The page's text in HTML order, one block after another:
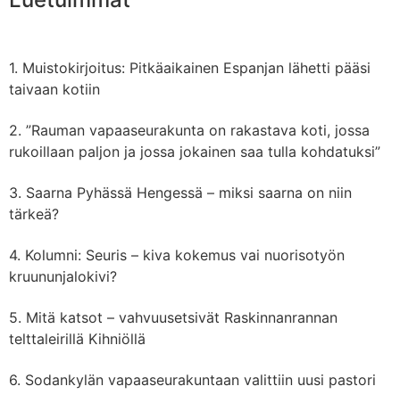
Muistokirjoitus: Pitkäaikainen Espanjan lähetti pääsi
taivaan kotiin
”Rauman vapaaseurakunta on rakastava koti, jossa
rukoillaan paljon ja jossa jokainen saa tulla kohdatuksi”
Saarna Pyhässä Hengessä – miksi saarna on niin
tärkeä?
Kolumni: Seuris – kiva kokemus vai nuorisotyön
kruununjalokivi?
Mitä katsot – vahvuusetsivät Raskinnanrannan
telttaleirillä Kihniöllä
Sodankylän vapaaseurakuntaan valittiin uusi pastori